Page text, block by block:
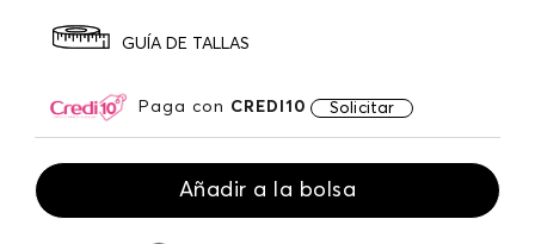
GUÍA DE TALLAS
Paga con CREDI10 Solicitar
Añadir a la bolsa